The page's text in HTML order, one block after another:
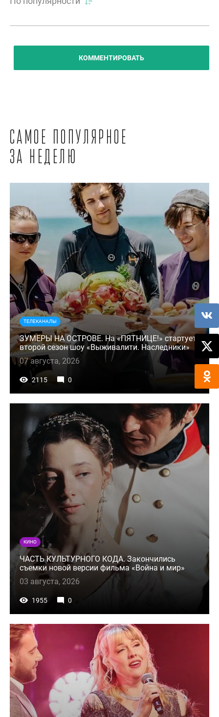
КОММЕНТИРОВАТЬ
Самое популярное
за неделю
ТЕЛЕКАНАЛЫ
ЗУМЕРЫ НА ОСТРОВЕ. На «ПЯТНИЦЕ!» стартует
второй сезон шоу «Выживалити. Наследники»
07 августа, 2026
2115 0
КИНО
ЧАСТЬ КУЛЬТУРНОГО КОДА. Закончились
съемки новой версии фильма «Война и мир»
03 августа, 2026
1955 0